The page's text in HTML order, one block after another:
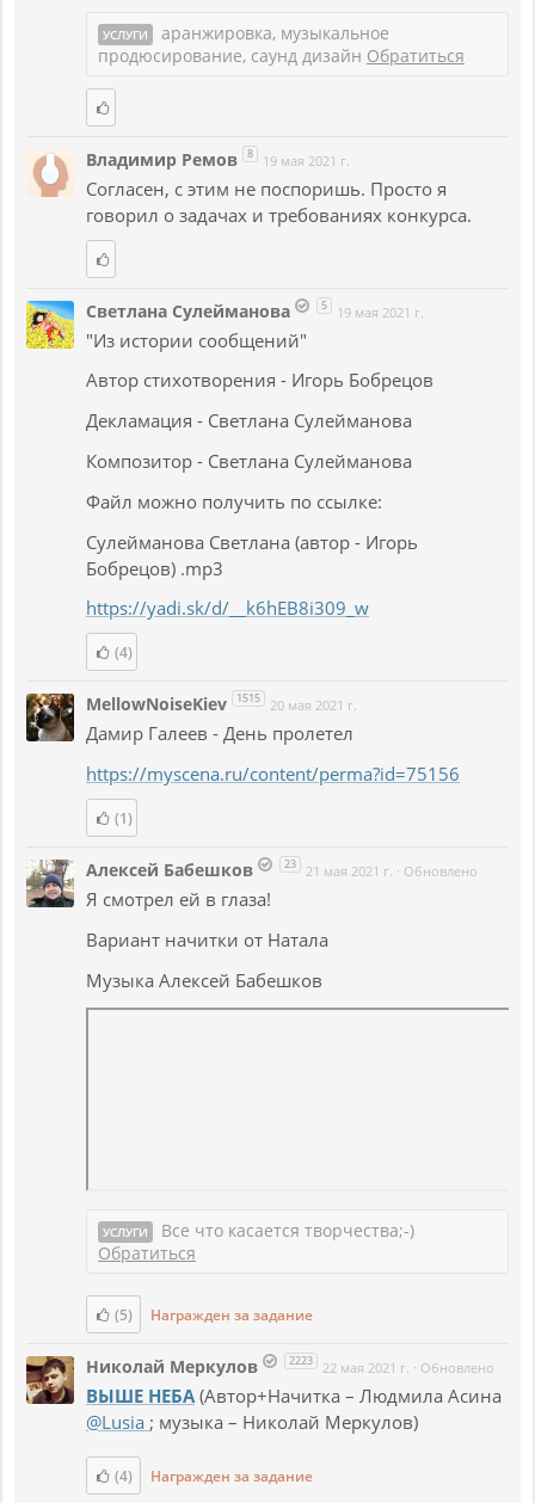
УСЛУГИ
аранжировка, музыкальное
продюсирование, саунд дизайн Обратиться
Владимир Ремов 8 19 мая 2021 г.
Согласен, с этим не поспоришь. Просто я
говорил о задачах и требованиях конкурса.
Светлана Сулейманова 5 19 мая 2021 г.
"Из истории сообщений"
Автор стихотворения - Игорь Бобрецов
Декламация - Светлана Сулейманова
Композитор - Светлана Сулейманова
Файл можно получить по ссылке:
Сулейманова Светлана (автор - Игорь
Бобрецов) .mp3
https://yadi.sk/d/__k6hEB8i309_w
(4)
MellowNoiseKiev 1515 20 мая 2021 г.
Дамир Галеев - День пролетел
https://myscena.ru/content/perma?id=75156
(1)
Алексей Бабешков 23 21 мая 2021 г. · Обновлено
Я смотрел ей в глаза!
Вариант начитки от Натала
Музыка Алексей Бабешков
УСЛУГИ
Все что касается творчества;-)
Обратиться
(5) Награжден за задание
Николай Меркулов 2223 22 мая 2021 г. · Обновлено
ВЫШЕ НЕБА (Автор+Начитка – Людмила Асина
@Lusia ; музыка – Николай Меркулов)
(4) Награжден за задание